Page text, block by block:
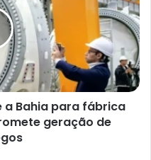
a Bahia para fábrica
geração de